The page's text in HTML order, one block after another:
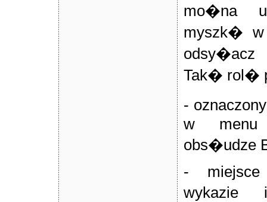
mo�na
myszk� w
Tak� rol�
-
w menu
obs�udze
-
wykazie